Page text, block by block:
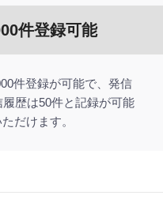
件登録可能
件登録が可能で、発信
歴は50件と記録が可能
だけます。